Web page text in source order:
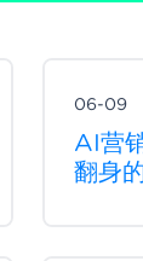
06-09
AI营
翻身